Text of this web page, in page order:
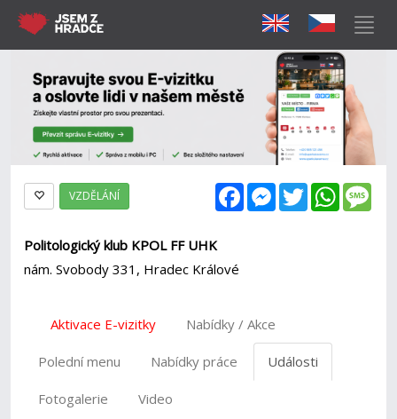
FacebookMessenger
Twitter
VZDĚLÁNÍ
Politologický klub KPOL FF UHK
nám. Svobody 331, Hradec Králové
Aktivace E-vizitky Nabídky / Akce
Polední menu Nabídky práce Události
Fotogalerie Video